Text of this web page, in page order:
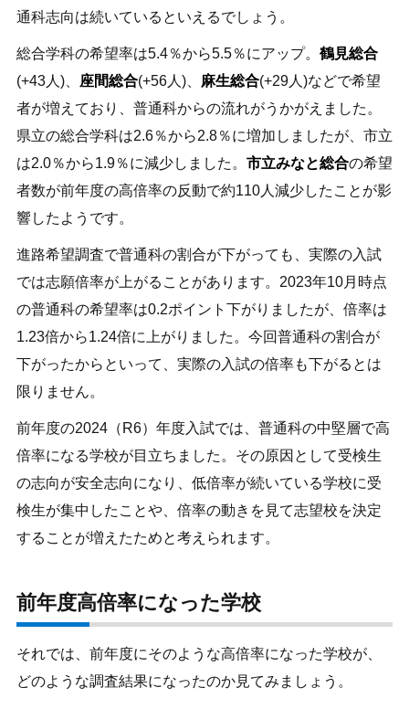
通科志向は続いているといえるでしょう。
総合学科の希望率は5.4％から5.5％にアップ。 鶴見総合
(+43人)、 座間総合(+56人)、 麻生総合(+29人)などで希望
者が増えており、普通科からの流れがうかがえました。
県立の総合学科は2.6％から2.8％に増加しましたが、市立
は2.0％から1.9％に減少しました。 市立みなと総合の希望
者数が前年度の高倍率の反動で約110人減少したことが影
響したようです。
進路希望調査で普通科の割合が下がっても、実際の入試
では志願倍率が上がることがあります。2023年10月時点
の普通科の希望率は0.2ポイント下がりましたが、倍率は
1.23倍から1.24倍に上がりました。今回普通科の割合が
下がったからといって、実際の入試の倍率も下がるとは
限りません。
前年度の2024（R6）年度入試では、普通科の中堅層で高
倍率になる学校が目立ちました。その原因として受検生
の志向が安全志向になり、低倍率が続いている学校に受
検生が集中したことや、倍率の動きを見て志望校を決定
することが増えたためと考えられます。
前年度高倍率になった学校
それでは、前年度にそのような高倍率になった学校が、
どのような調査結果になったのか見てみましょう。